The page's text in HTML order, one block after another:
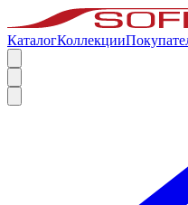
КаталогКоллекции